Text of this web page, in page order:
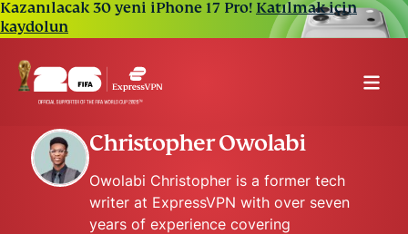
Kazanılacak 30 yeni iPhone 17 Pro! Katılmak için
kaydolun
Christopher Owolabi
Owolabi Christopher is a former tech
writer at ExpressVPN with over seven
years of experience covering